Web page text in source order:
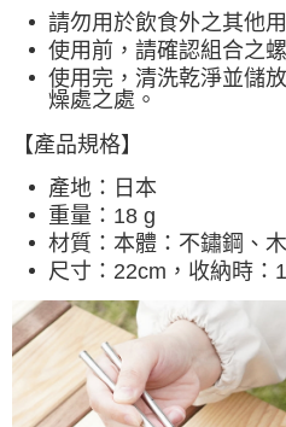
付款後7-11取貨
每筆NT$60，滿NT$490(含以上)免
每筆NT$80，滿NT$490(含以上)免
離島宅配
每筆NT$80，滿NT$490(含以上)免
付款後門市自取
免運費
請勿用於飲食外之其他用
使用前，請確認組合之
使用完，清洗乾淨並儲
燥處之處。
【產品規格】
產地：日本
重量：18 g
材質：本體：不鏽鋼、
尺寸：22cm，收納時：